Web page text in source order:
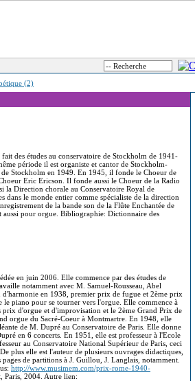
(2)
des études au conservatoire de Stockholm de 1941-
période il est organiste et cantor de Stockholm-
Stockholm en 1949. En 1945, il fonde le Choeur de
Eric Ericson. Il fonde aussi le Choeur de la Radio
la Direction chorale au Conservatoire Royal de
le monde entier comme spécialiste de la direction
de la bande son de la Flûte Enchantée de
aussi pour orgue. Bibliographie: Dictionnaire des
en juin 2006. Elle commence par des études de
notamment avec M. Samuel-Rousseau, Abel
d'harmonie en 1938, premier prix de fugue et 2ème prix
piano pour se tourner vers l'orgue. Elle commence à
d'orgue et d'improvisation et le 2ème Grand Prix de
orgue du Sacré-Coeur à Montmartre. En 1948, elle
de M. Dupré au Conservatoire de Paris. Elle donne
en 6 concerts. En 1951, elle est professeur à l'Ecole
au Conservatoire National Supérieur de Paris, ceci
plus elle est l'auteur de plusieurs ouvrages didactiques,
de partitions à J. Guillou, J. Langlais, notamment.
http://www.musimem.com/prix-rome-1940-
Paris, 2004. Autre lien: